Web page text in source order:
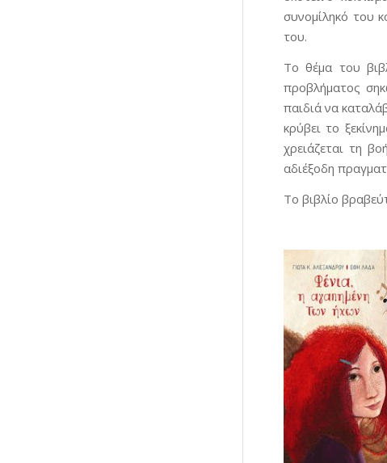
συνομίληκό του
του.
Το θέμα του
προβλήματος
παιδιά να
κρύβει το
χρειάζεται τη
αδιέξοδη
Το βιβλίο